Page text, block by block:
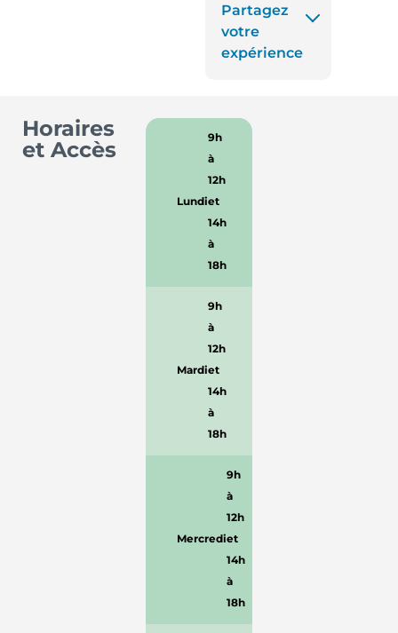
Partagez
votre
expérience
Horaires
et Accès
Lundi
9h
à
12h
et
14h
à
18h
Mardi
9h
à
12h
et
14h
à
18h
Mercredi
9h
à
12h
et
14h
à
18h